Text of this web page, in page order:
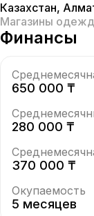
Казахстан,
Магазины
Финансы
650 000 ₸
280 000 ₸
370 000 ₸
Окупаемость
5 месяцев